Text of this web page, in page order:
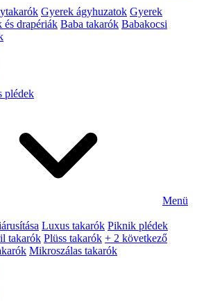
Gyerek ágyhuzatok Gyerek
drapériák Baba takarók Babakocsi
plédek
Menü
Luxus takarók Piknik plédek
takarók Plüss takarók + 2 következő
Mikroszálas takarók